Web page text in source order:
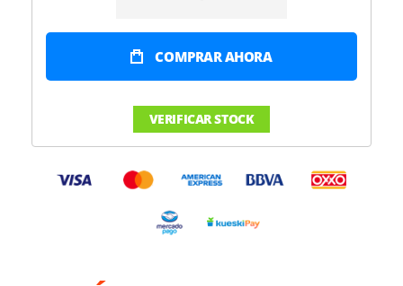
COMPRAR AHORA
VERIFICAR STOCK